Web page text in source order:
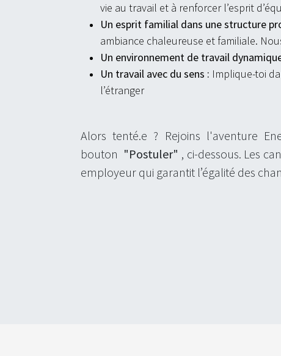
vie au travail et à renforcer l’esprit
Un esprit familial dans une structure
ambiance chaleureuse et familiale.
Un environnement de travail
Un travail avec du sens : Implique-toi
l’étranger
Alors tenté.e ? Rejoins l'aventure
bouton "Postuler" , ci-dessous. Les
employeur qui garantit l’égalité des